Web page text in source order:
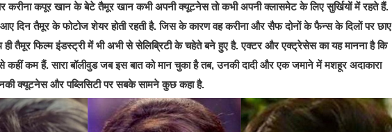
कपूर खान के बेटे तैमूर खान कभी अपनी क्यूटनेस तो कभी अपनी क्लासमेट के लिए सुर्खियों में रहते हैं.
आए दिन तैमूर के फोटोज शेयर होती रहती है. जिस के कारण वह करीना और सैफ दोनों के फैन्स के दिलों पर छाए
तैमूर फिल्म इंडस्ट्री में भी अभी से सेलिब्रिटी के चहेते बने हुए है. एक्टर और एक्ट्रेसेस का यह मानना है कि
कम हैं. सारा बॉलीवुड जब इस बात को मान चुका है तब, उनकी दादी और एक जमाने में मशहूर अदाकारा
क्यूटनेस और पब्लिसिटी पर सबके सामने कुछ कहा है.